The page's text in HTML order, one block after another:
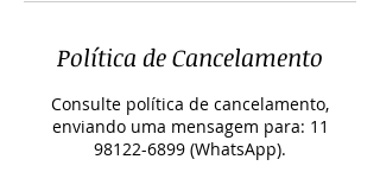
Política de Cancelamento
Consulte política de cancelamento,
enviando uma mensagem para: 11